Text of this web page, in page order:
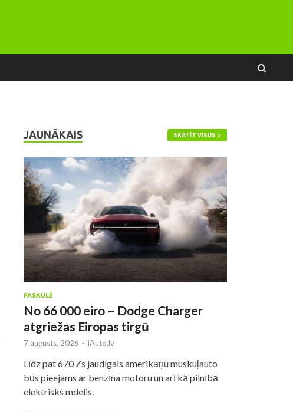
JAUNĀKAIS SKATĪT VISUS
PASAULĒ
No 66 000 eiro – Dodge Charger
atgriežas Eiropas tirgū
7.augusts, 2026 - iAuto.lv
Līdz pat 670 Zs jaudīgais amerikāņu muskuļauto
būs pieejams ar benzīna motoru un arī kā pilnībā
elektrisks mdelis.